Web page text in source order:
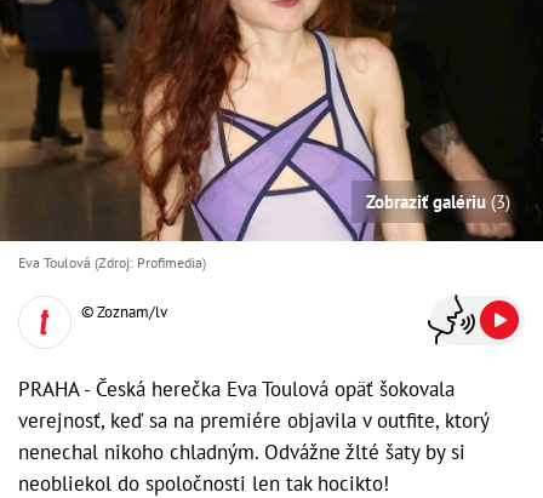
Zobraziť galériu (3)
Eva Toulová (Zdroj: Profimedia)
© Zoznam/lv
PRAHA - Česká herečka Eva Toulová opäť šokovala
verejnosť, keď sa na premiére objavila v outfite, ktorý
nenechal nikoho chladným. Odvážne žlté šaty by si
neobliekol do spoločnosti len tak hocikto!